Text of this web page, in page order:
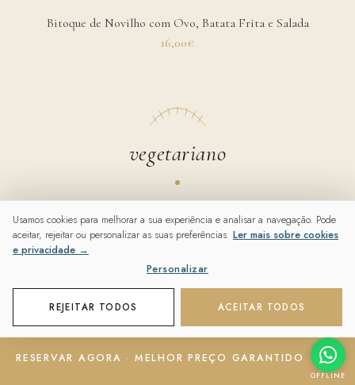
RESERVAR AGORA · MELHOR PREÇO GARANTIDO
OFFLINE
Bitoque de Novilho com Ovo, Batata Frita e Salada
16,00€
vegetariano
Risotto de Cogumelos Marrons com Espargos & Azeite de
Trufa
infantil
Usamos cookies para melhorar a sua experiência e analisar a navegação. Pode
aceitar, rejeitar ou personalizar as suas preferências. Ler mais sobre cookies
e privacidade →
Personalizar
REJEITAR TODOS ACEITAR TODOS